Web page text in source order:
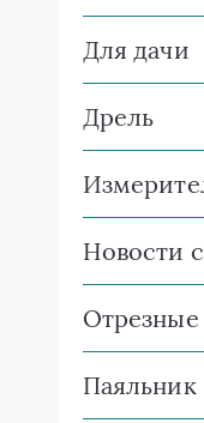
Для дачи
Дрель
Новости
Паяльник